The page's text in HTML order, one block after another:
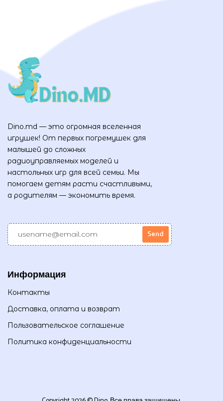
Dino.md — это огромная вселенная
игрушек! От первых погремушек для
малышей до сложных
радиоуправляемых моделей и
настольных игр для всей семьи. Мы
помогаем детям расти счастливыми,
а родителям — экономить время.
Информация
Контакты
Доставка, оплата и возврат
Пользовательское соглашение
Политика конфиденциальности